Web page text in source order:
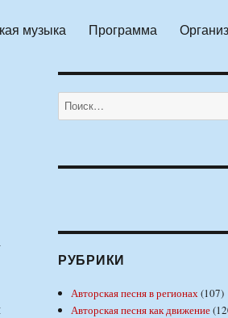
музыка Программа
Искать:
РУБРИКИ
Авторская песня в регионах(107)
Авторская песня как движение